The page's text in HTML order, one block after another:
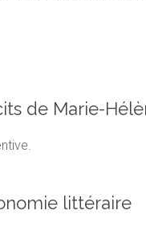
de Marie-
littéraire